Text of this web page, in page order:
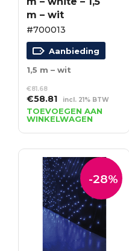
m – wit
#700013
Aanbieding
1,5 m – wit
€81.68
Oorspronkelijke
prijs
was:
€81.68.
€58.81Huidige
prijs
is:
€58.81.
incl. 21% BTW
TOEVOEGEN AAN
WINKELWAGEN
-28%